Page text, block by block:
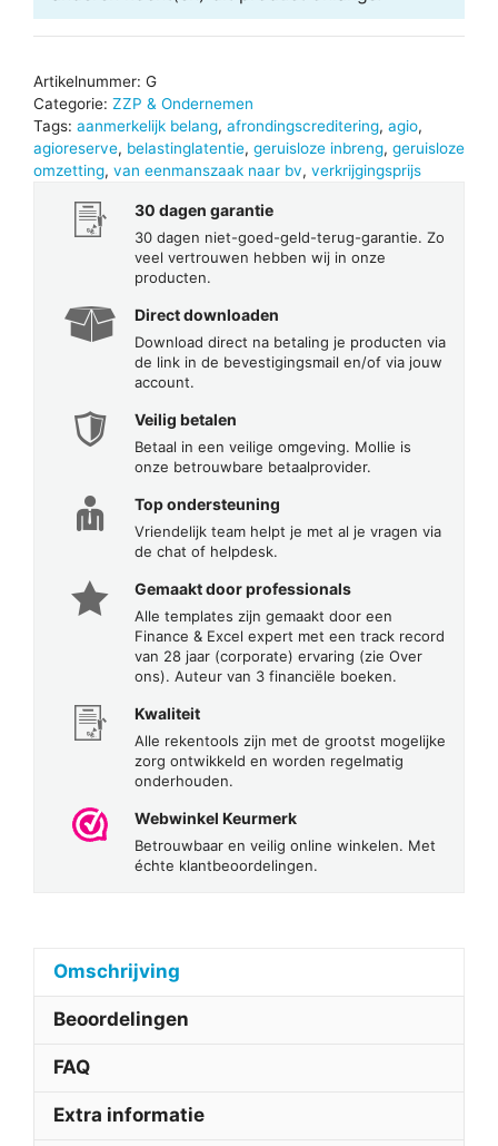
Artikelnummer: G
Categorie: ZZP & Ondernemen
Tags: aanmerkelijk belang, afrondingscreditering, agio,
agioreserve, belastinglatentie, geruisloze inbreng, geruisloze
omzetting, van eenmanszaak naar bv, verkrijgingsprijs
30 dagen garantie
30 dagen niet-goed-geld-terug-garantie. Zo
veel vertrouwen hebben wij in onze
producten.
Direct downloaden
Download direct na betaling je producten via
de link in de bevestigingsmail en/of via jouw
account.
Veilig betalen
Betaal in een veilige omgeving. Mollie is
onze betrouwbare betaalprovider.
Top ondersteuning
Vriendelijk team helpt je met al je vragen via
de chat of helpdesk.
Gemaakt door professionals
Alle templates zijn gemaakt door een
Finance & Excel expert met een track record
van 28 jaar (corporate) ervaring (zie Over
ons). Auteur van 3 financiële boeken.
Kwaliteit
Alle rekentools zijn met de grootst mogelijke
zorg ontwikkeld en worden regelmatig
onderhouden.
Webwinkel Keurmerk
Betrouwbaar en veilig online winkelen. Met
échte klantbeoordelingen.
Omschrijving
Beoordelingen
FAQ
Extra informatie